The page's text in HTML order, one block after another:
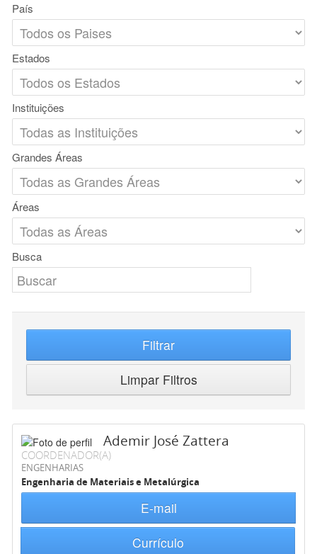
País
Estados
Instituições
Grandes Áreas
Áreas
Busca
Filtrar
Limpar Filtros
Ademir José Zattera
COORDENADOR(A)
ENGENHARIAS
Engenharia de Materiais e Metalúrgica
E-mail
Currículo